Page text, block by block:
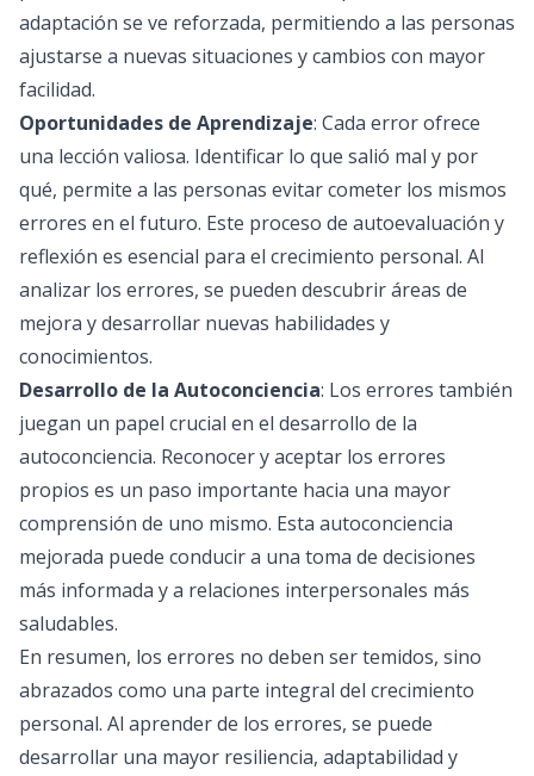
adaptación se ve reforzada, permitiendo a las personas
ajustarse a nuevas situaciones y cambios con mayor
facilidad.
Oportunidades de Aprendizaje: Cada error ofrece
una lección valiosa. Identificar lo que salió mal y por
qué, permite a las personas evitar cometer los mismos
errores en el futuro. Este proceso de autoevaluación y
reflexión es esencial para el crecimiento personal. Al
analizar los errores, se pueden descubrir áreas de
mejora y desarrollar nuevas habilidades y
conocimientos.
Desarrollo de la Autoconciencia: Los errores también
juegan un papel crucial en el desarrollo de la
autoconciencia. Reconocer y aceptar los errores
propios es un paso importante hacia una mayor
comprensión de uno mismo. Esta autoconciencia
mejorada puede conducir a una toma de decisiones
más informada y a relaciones interpersonales más
saludables.
En resumen, los errores no deben ser temidos, sino
abrazados como una parte integral del crecimiento
personal. Al aprender de los errores, se puede
desarrollar una mayor resiliencia, adaptabilidad y